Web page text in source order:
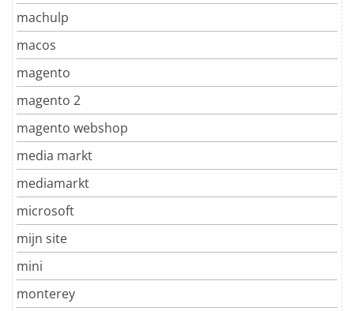
machulp
macos
magento
magento 2
magento webshop
media markt
mediamarkt
microsoft
mijn site
mini
monterey